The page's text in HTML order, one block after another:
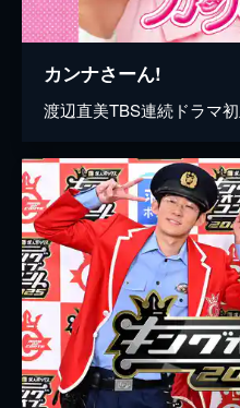
カンナさーん!
渡辺直美TBS連続ドラマ